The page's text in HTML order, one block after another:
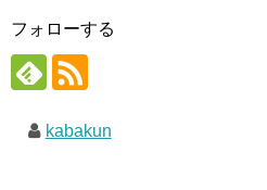
フォローする
kabakun